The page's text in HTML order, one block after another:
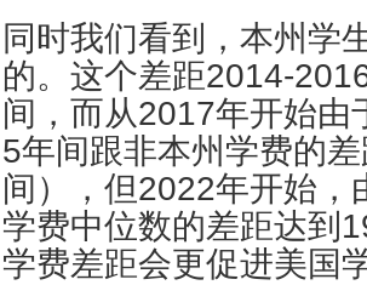
同时我们看到，本州学
的。这个差距2014-
间，而从2017年开始由
5年间跟非本州学费的
间），但2022年开始，
学费中位数的差距达到
学费差距会更促进美国